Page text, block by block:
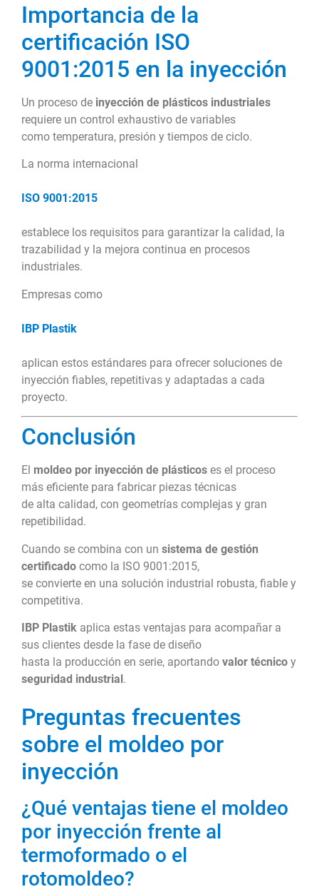
Importancia de la
certificación ISO
9001:2015 en la inyección
Un proceso de inyección de plásticos industriales
requiere un control exhaustivo de variables
como temperatura, presión y tiempos de ciclo.
La norma internacional
ISO 9001:2015
establece los requisitos para garantizar la calidad, la
trazabilidad y la mejora continua en procesos
industriales.
Empresas como
IBP Plastik
aplican estos estándares para ofrecer soluciones de
inyección fiables, repetitivas y adaptadas a cada
proyecto.
Conclusión
El moldeo por inyección de plásticos es el proceso
más eficiente para fabricar piezas técnicas
de alta calidad, con geometrías complejas y gran
repetibilidad.
Cuando se combina con un sistema de gestión
certificado como la ISO 9001:2015,
se convierte en una solución industrial robusta, fiable y
competitiva.
IBP Plastik aplica estas ventajas para acompañar a
sus clientes desde la fase de diseño
hasta la producción en serie, aportando valor técnico y
seguridad industrial.
Preguntas frecuentes
sobre el moldeo por
inyección
¿Qué ventajas tiene el moldeo
por inyección frente al
termoformado o el
rotomoldeo?